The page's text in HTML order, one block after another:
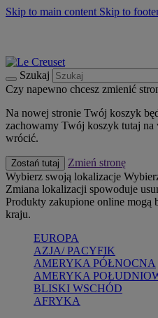
Skip to main content Skip to
Szukaj
Czy napewno chcesz zmienić
Na nowej stronie Twój koszyk
zachowamy Twój koszyk tutaj na
wrócić.
Zostań tutaj
Zmień stronę
Wybierz swoją lokalizacje
Zmiana lokalizacji spowoduje
Produkty zakupione online mogą
kraju.
EUROPA
AZJA/ PACYFIK
AMERYKA PÓŁNOCNA
AMERYKA
BLISKI WSCHÓD
AFRYKA